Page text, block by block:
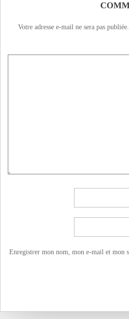
Votre adresse e-mail ne sera pas publiée.
Enregistrer mon nom, mon e-mail et mon